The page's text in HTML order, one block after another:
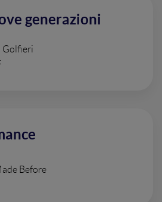
generazioni
Golfieri
Before